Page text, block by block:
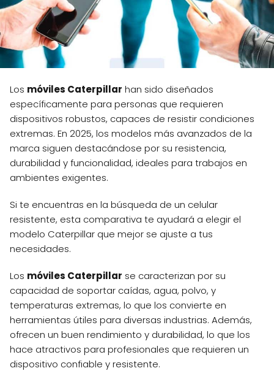
Los móviles Caterpillar han sido diseñados
específicamente para personas que requieren
dispositivos robustos, capaces de resistir condiciones
extremas. En 2025, los modelos más avanzados de la
marca siguen destacándose por su resistencia,
durabilidad y funcionalidad, ideales para trabajos en
ambientes exigentes.
Si te encuentras en la búsqueda de un celular
resistente, esta comparativa te ayudará a elegir el
modelo Caterpillar que mejor se ajuste a tus
necesidades.
Los móviles Caterpillar se caracterizan por su
capacidad de soportar caídas, agua, polvo, y
temperaturas extremas, lo que los convierte en
herramientas útiles para diversas industrias. Además,
ofrecen un buen rendimiento y durabilidad, lo que los
hace atractivos para profesionales que requieren un
dispositivo confiable y resistente.